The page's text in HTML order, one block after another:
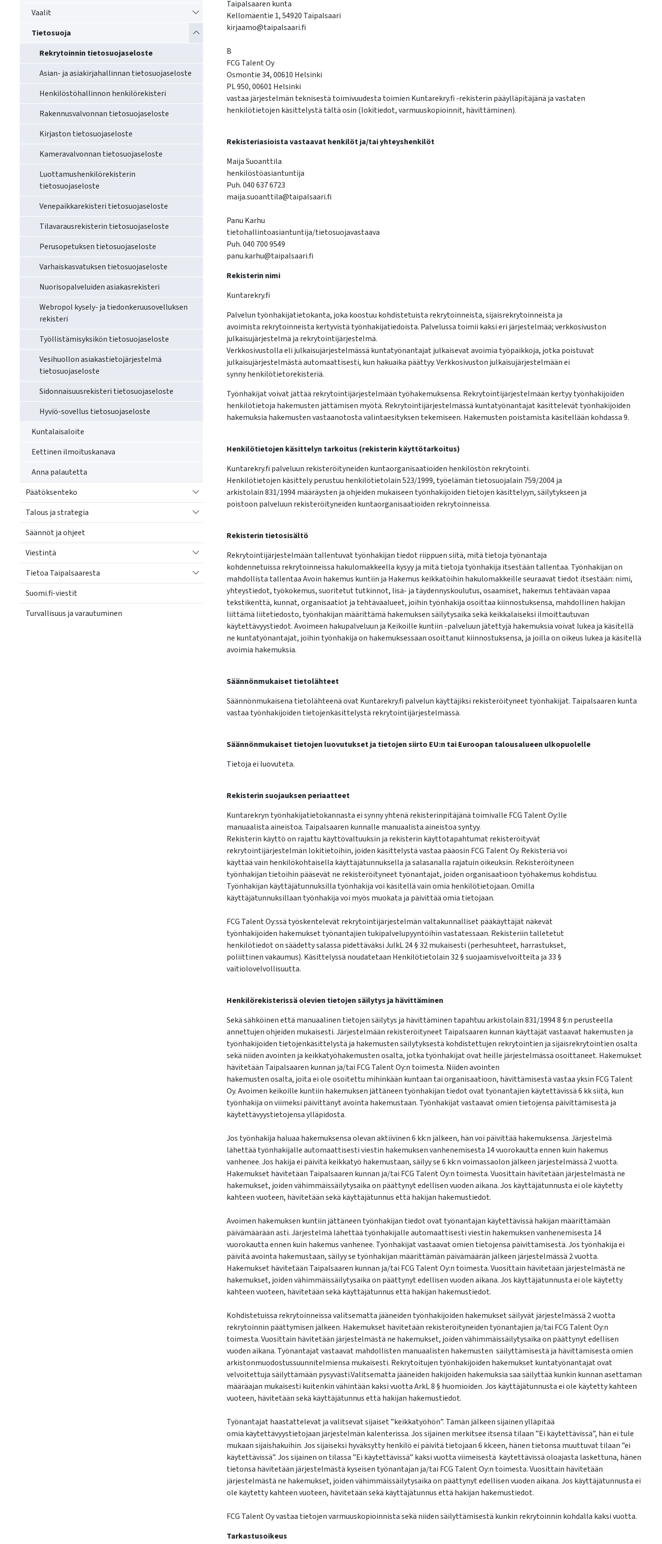
Vaalit
Vaihda alasvetovalikkoa
Tietosuoja
Vaihda alasvetovalikkoa
Rekrytoinnin tietosuojaseloste
Asian- ja asiakirjahallinnan tietosuojaseloste
Henkilöstöhallinnon henkilörekisteri
Rakennusvalvonnan tietosuojaseloste
Kirjaston tietosuojaseloste
Kameravalvonnan tietosuojaseloste
Luottamushenkilörekisterin
tietosuojaseloste
Venepaikkarekisteri tietosuojaseloste
Tilavarausrekisterin tietosuojaseloste
Perusopetuksen tietosuojaseloste
Varhaiskasvatuksen tietosuojaseloste
Nuorisopalveluiden asiakasrekisteri
Webropol kysely- ja tiedonkeruusovelluksen
rekisteri
Työllistämisyksikön tietosuojaseloste
Vesihuollon asiakastietojärjestelmä
tietosuojaseloste
Sidonnaisuusrekisteri tietosuojaseloste
Hyviö-sovellus tietosuojaseloste
Kuntalaisaloite
Eettinen ilmoituskanava
Anna palautetta
Päätöksenteko
Vaihda alasvetovalikkoa
Talous ja strategia
Vaihda alasvetovalikkoa
Säännöt ja ohjeet
Viestintä
Vaihda alasvetovalikkoa
Tietoa Taipalsaaresta
Vaihda alasvetovalikkoa
Suomi.fi-viestit
Turvallisuus ja varautuminen
Taipalsaaren kunta
Kellomäentie 1, 54920 Taipalsaari
kirjaamo@taipalsaari.fi
B
FCG Talent Oy
Osmontie 34, 00610 Helsinki
PL 950, 00601 Helsinki
vastaa järjestelmän teknisestä toimivuudesta toimien Kuntarekry.fi -rekisterin pääylläpitäjänä ja vastaten
henkilötietojen käsittelystä tältä osin (lokitiedot, varmuuskopioinnit, hävittäminen).
Rekisteriasioista vastaavat henkilöt ja/tai yhteyshenkilöt
Maija Suoanttila
henkilöstöasiantuntija
Puh. 040 637 6723
maija.suoanttila@taipalsaari.fi
Panu Karhu
tietohallintoasiantuntija/tietosuojavastaava
Puh. 040 700 9549
panu.karhu@taipalsaari.fi
Rekisterin nimi
Kuntarekry.fi
Palvelun työnhakijatietokanta, joka koostuu kohdistetuista rekrytoinneista, sijaisrekrytoinneista ja
avoimista rekrytoinneista kertyvistä työnhakijatiedoista. Palvelussa toimii kaksi eri järjestelmää; verkkosivuston
julkaisujärjestelmä ja rekrytointijärjestelmä.
Verkkosivustolla eli julkaisujärjestelmässä kuntatyönantajat julkaisevat avoimia työpaikkoja, jotka poistuvat
julkaisujärjestelmästä automaattisesti, kun hakuaika päättyy. Verkkosivuston julkaisujärjestelmään ei
synny henkilötietorekisteriä.
Työnhakijat voivat jättää rekrytointijärjestelmään työhakemuksensa. Rekrytointijärjestelmään kertyy työnhakijoiden
henkilötietoja hakemusten jättämisen myötä. Rekrytointijärjestelmässä kuntatyönantajat käsittelevät työnhakijoiden
hakemuksia hakemusten vastaanotosta valintaesityksen tekemiseen. Hakemusten poistamista käsitellään kohdassa 9.
Henkilötietojen käsittelyn tarkoitus (rekisterin käyttötarkoitus)
Kuntarekry.fi palveluun rekisteröityneiden kuntaorganisaatioiden henkilöstön rekrytointi.
Henkilötietojen käsittely perustuu henkilötietolain 523/1999, työelämän tietosuojalain 759/2004 ja
arkistolain 831/1994 määräysten ja ohjeiden mukaiseen työnhakijoiden tietojen käsittelyyn, säilytykseen ja
poistoon palveluun rekisteröityneiden kuntaorganisaatioiden rekrytoinneissa.
Rekisterin tietosisältö
Rekrytointijärjestelmään tallentuvat työnhakijan tiedot riippuen siitä, mitä tietoja työnantaja
kohdennetuissa rekrytoinneissa hakulomakkeella kysyy ja mitä tietoja työnhakija itsestään tallentaa. Työnhakijan on
mahdollista tallentaa Avoin hakemus kuntiin ja Hakemus keikkatöihin hakulomakkeille seuraavat tiedot itsestään: nimi,
yhteystiedot, työkokemus, suoritetut tutkinnot, lisä- ja täydennyskoulutus, osaamiset, hakemus tehtävään vapaa
tekstikenttä, kunnat, organisaatiot ja tehtäväalueet, joihin työnhakija osoittaa kiinnostuksensa, mahdollinen hakijan
liittämä liitetiedosto, työnhakijan määrittämä hakemuksen säilytysaika sekä keikkalaiseksi ilmoittautuvan
käytettävyystiedot. Avoimeen hakupalveluun ja Keikoille kuntiin -palveluun jätettyjä hakemuksia voivat lukea ja käsitellä
ne kuntatyönantajat, joihin työnhakija on hakemuksessaan osoittanut kiinnostuksensa, ja joilla on oikeus lukea ja käsitellä
avoimia hakemuksia.
Säännönmukaiset tietolähteet
Säännönmukaisena tietolähteenä ovat Kuntarekry.fi palvelun käyttäjiksi rekisteröityneet työnhakijat. Taipalsaaren kunta
vastaa työnhakijoiden tietojenkäsittelystä rekrytointijärjestelmässä.
Säännönmukaiset tietojen luovutukset ja tietojen siirto EU:n tai Euroopan talousalueen ulkopuolelle
Tietoja ei luovuteta.
Rekisterin suojauksen periaatteet
Kuntarekryn työnhakijatietokannasta ei synny yhtenä rekisterinpitäjänä toimivalle FCG Talent Oy:lle
manuaalista aineistoa. Taipalsaaren kunnalle manuaalista aineistoa syntyy.
Rekisterin käyttö on rajattu käyttövaltuuksin ja rekisterin käyttötapahtumat rekisteröityvät
rekrytointijärjestelmän lokitietoihin, joiden käsittelystä vastaa pääosin FCG Talent Oy. Rekisteriä voi
käyttää vain henkilökohtaisella käyttäjätunnuksella ja salasanalla rajatuin oikeuksin. Rekisteröityneen
työnhakijan tietoihin pääsevät ne rekisteröityneet työnantajat, joiden organisaatioon työhakemus kohdistuu.
Työnhakijan käyttäjätunnuksilla työnhakija voi käsitellä vain omia henkilötietojaan. Omilla
käyttäjätunnuksillaan työnhakija voi myös muokata ja päivittää omia tietojaan.
FCG Talent Oy:ssä työskentelevät rekrytointijärjestelmän valtakunnalliset pääkäyttäjät näkevät
työnhakijoiden hakemukset työnantajien tukipalvelupyyntöihin vastatessaan. Rekisteriin talletetut
henkilötiedot on säädetty salassa pidettäväksi JulkL 24 § 32 mukaisesti (perhesuhteet, harrastukset,
poliittinen vakaumus). Käsittelyssä noudatetaan Henkilötietolain 32 § suojaamisvelvoitteita ja 33 §
vaitiolovelvollisuutta.
Henkilörekisterissä olevien tietojen säilytys ja hävittäminen
Sekä sähköinen että manuaalinen tietojen säilytys ja hävittäminen tapahtuu arkistolain 831/1994 8 §:n perusteella
annettujen ohjeiden mukaisesti. Järjestelmään rekisteröityneet Taipalsaaren kunnan käyttäjät vastaavat hakemusten ja
työnhakijoiden tietojenkäsittelystä ja hakemusten säilytyksestä kohdistettujen rekrytointien ja sijaisrekrytointien osalta
sekä niiden avointen ja keikkatyöhakemusten osalta, jotka työnhakijat ovat heille järjestelmässä osoittaneet. Hakemukset
hävitetään Taipalsaaren kunnan ja/tai FCG Talent Oy:n toimesta. Niiden avointen
hakemusten osalta, joita ei ole osoitettu mihinkään kuntaan tai organisaatioon, hävittämisestä vastaa yksin FCG Talent
Oy. Avoimen keikoille kuntiin hakemuksen jättäneen työnhakijan tiedot ovat työnantajien käytettävissä 6 kk siitä, kun
työnhakija on viimeksi päivittänyt avointa hakemustaan. Työnhakijat vastaavat omien tietojensa päivittämisestä ja
käytettävyystietojensa ylläpidosta.
Jos työnhakija haluaa hakemuksensa olevan aktiivinen 6 kk:n jälkeen, hän voi päivittää hakemuksensa. Järjestelmä
lähettää työnhakijalle automaattisesti viestin hakemuksen vanhenemisesta 14 vuorokautta ennen kuin hakemus
vanhenee. Jos hakija ei päivitä keikkatyö hakemustaan, säilyy se 6 kk:n voimassaolon jälkeen järjestelmässä 2 vuotta.
Hakemukset hävitetään Taipalsaaren kunnan ja/tai FCG Talent Oy:n toimesta. Vuosittain hävitetään järjestelmästä ne
hakemukset, joiden vähimmäissäilytysaika on päättynyt edellisen vuoden aikana. Jos käyttäjätunnusta ei ole käytetty
kahteen vuoteen, hävitetään sekä käyttäjätunnus että hakijan hakemustiedot.
Avoimen hakemuksen kuntiin jättäneen työnhakijan tiedot ovat työnantajan käytettävissä hakijan määrittämään
päivämäärään asti. Järjestelmä lähettää työnhakijalle automaattisesti viestin hakemuksen vanhenemisesta 14
vuorokautta ennen kuin hakemus vanhenee. Työnhakijat vastaavat omien tietojensa päivittämisestä. Jos työnhakija ei
päivitä avointa hakemustaan, säilyy se työnhakijan määrittämän päivämäärän jälkeen järjestelmässä 2 vuotta.
Hakemukset hävitetään Taipalsaaren kunnan ja/tai FCG Talent Oy:n toimesta. Vuosittain hävitetään järjestelmästä ne
hakemukset, joiden vähimmäissäilytysaika on päättynyt edellisen vuoden aikana. Jos käyttäjätunnusta ei ole käytetty
kahteen vuoteen, hävitetään sekä käyttäjätunnus että hakijan hakemustiedot.
Kohdistetuissa rekrytoinneissa valitsematta jääneiden työnhakijoiden hakemukset säilyvät järjestelmässä 2 vuotta
rekrytoinnin päättymisen jälkeen. Hakemukset hävitetään rekisteröityneiden työnantajien ja/tai FCG Talent Oy:n
toimesta. Vuosittain hävitetään järjestelmästä ne hakemukset, joiden vähimmäissäilytysaika on päättynyt edellisen
vuoden aikana. Työnantajat vastaavat mahdollisten manuaalisten hakemusten säilyttämisestä ja hävittämisestä omien
arkistonmuodostussuunnitelmiensa mukaisesti. Rekrytoitujen työnhakijoiden hakemukset kuntatyönantajat ovat
velvoitettuja säilyttämään pysyvästi.Valitsematta jääneiden hakijoiden hakemuksia saa säilyttää kunkin kunnan asettaman
määräajan mukaisesti kuitenkin vähintään kaksi vuotta ArkL 8 § huomioiden. Jos käyttäjätunnusta ei ole käytetty kahteen
vuoteen, hävitetään sekä käyttäjätunnus että hakijan hakemustiedot.
Työnantajat haastattelevat ja valitsevat sijaiset ”keikkatyöhön”. Tämän jälkeen sijainen ylläpitää
omia käytettävyystietojaan järjestelmän kalenterissa. Jos sijainen merkitsee itsensä tilaan ”Ei käytettävissä”, hän ei tule
mukaan sijaishakuihin. Jos sijaiseksi hyväksytty henkilö ei päivitä tietojaan 6 kk:een, hänen tietonsa muuttuvat tilaan ”ei
käytettävissä”. Jos sijainen on tilassa ”Ei käytettävissä” kaksi vuotta viimeisestä käytettävissä oloajasta laskettuna, hänen
tietonsa hävitetään järjestelmästä kyseisen työnantajan ja/tai FCG Talent Oy:n toimesta. Vuosittain hävitetään
järjestelmästä ne hakemukset, joiden vähimmäissäilytysaika on päättynyt edellisen vuoden aikana. Jos käyttäjätunnusta ei
ole käytetty kahteen vuoteen, hävitetään sekä käyttäjätunnus että hakijan hakemustiedot.
FCG Talent Oy vastaa tietojen varmuuskopioinnista sekä niiden säilyttämisestä kunkin rekrytoinnin kohdalla kaksi vuotta.
Tarkastusoikeus